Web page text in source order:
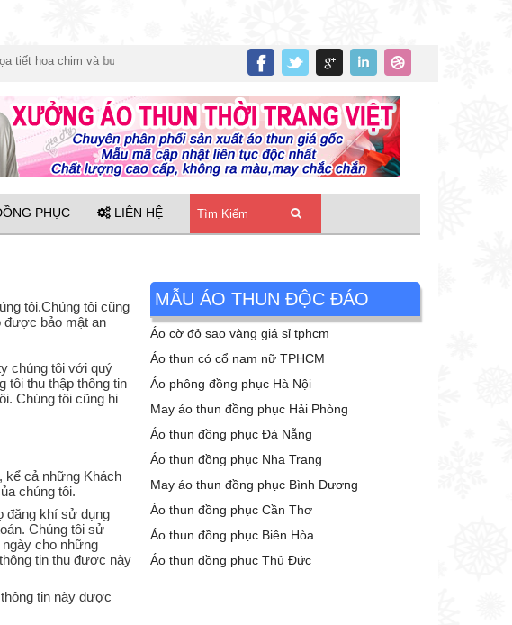
chim và bướm unisex Áo thun tay lỡ in trái tim bông hoa nhiều màu sắc Unisex
PHỤC LIÊN HỆ
tôi.Chúng tôi cũng
được bảo mật an
chúng tôi với quý
tôi thu thập thông tin
Chúng tôi cũng hi
kể cả những Khách
chúng tôi.
đăng khí sử dụng
Chúng tôi sử
cho những
tin thu được này
tin này được
MẪU ÁO THUN ĐỘC ĐÁO
Áo cờ đỏ sao vàng giá sỉ tphcm
Áo thun có cổ nam nữ TPHCM
Áo phông đồng phục Hà Nội
May áo thun đồng phục Hải Phòng
Áo thun đồng phục Đà Nẵng
Áo thun đồng phục Nha Trang
May áo thun đồng phục Bình Dương
Áo thun đồng phục Cần Thơ
Áo thun đồng phục Biên Hòa
Áo thun đồng phục Thủ Đức